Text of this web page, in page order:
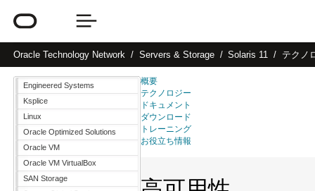
Oracle Technology Network Servers & Storage Solaris 11 テクノ
Engineered Systems
Ksplice
Linux
Oracle Optimized Solutions
Oracle VM
Oracle VM VirtualBox
SAN Storage
概要
テクノロジー
ドキュメント
ダウンロード
トレーニング
お役立ち情報